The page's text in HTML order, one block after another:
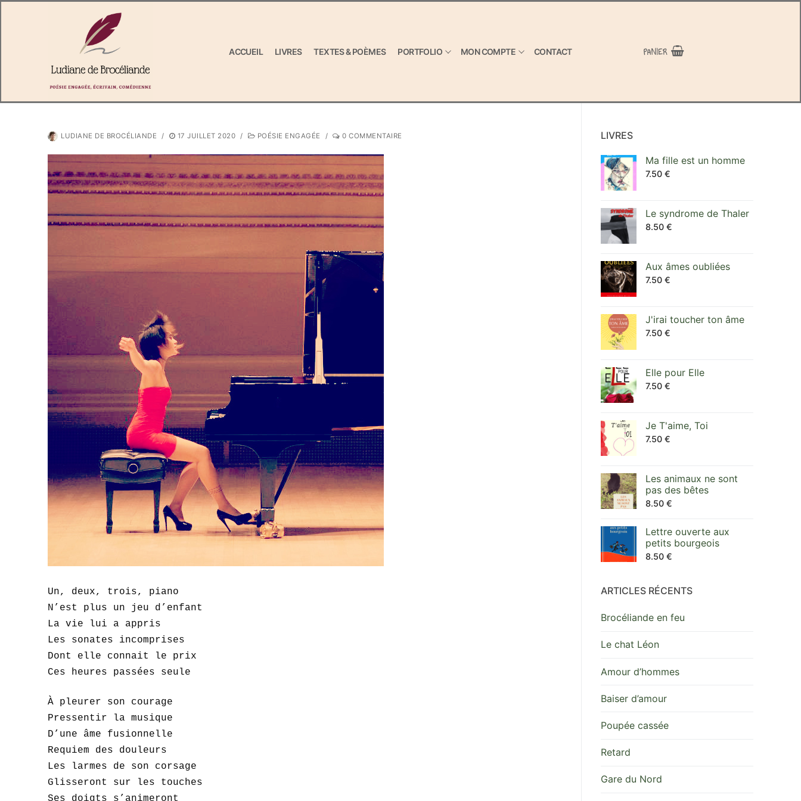
ACCUEIL LIVRES TEXTES & POÈMES PORTFOLIO MON COMPTE CONTACT PANIER
Rechercher
:
Accueil
Textes & poèmes
Mon compte
Panier
Paiement
Contact
LUDIANE DE BROCÉLIANDE / 17 JUILLET 2020 / POÉSIE ENGAGÉE / 0 COMMENTAIRE
Un, deux, trois, piano
N’est plus un jeu d’enfant
La vie lui a appris
Les sonates incomprises
Dont elle connait le prix
Ces heures passées seule
À pleurer son courage
Pressentir la musique
D’une âme fusionnelle
Requiem des douleurs
Les larmes de son corsage
Glisseront sur les touches
Ses doigts s’animeront
LIVRES
Ma fille est un homme
7.50 €
Le syndrome de Thaler
8.50 €
Aux âmes oubliées
7.50 €
J'irai toucher ton âme
7.50 €
Elle pour Elle
7.50 €
Je T'aime, Toi
7.50 €
Les animaux ne sont
pas des bêtes
8.50 €
Lettre ouverte aux
petits bourgeois
8.50 €
ARTICLES RÉCENTS
Brocéliande en feu
Le chat Léon
Amour d’hommes
Baiser d’amour
Poupée cassée
Retard
Gare du Nord